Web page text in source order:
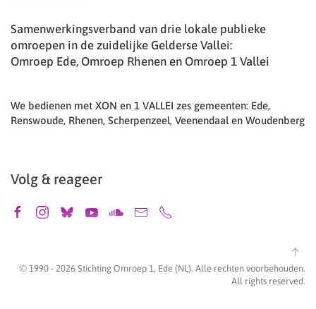
Samenwerkingsverband van drie lokale publieke
omroepen in de zuidelijke Gelderse Vallei:
Omroep Ede, Omroep Rhenen en Omroep 1 Vallei
We bedienen met XON en 1 VALLEI zes gemeenten: Ede,
Renswoude, Rhenen, Scherpenzeel, Veenendaal en Woudenberg
Volg & reageer
© 1990 - 2026 Stichting Omroep 1, Ede (NL). Alle rechten voorbehouden.
All rights reserved.